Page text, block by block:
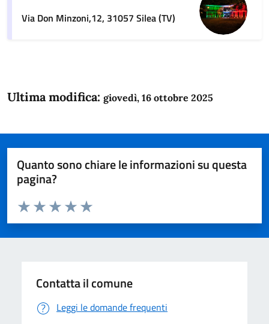
Via Don Minzoni,12, 31057 Silea (TV)
Ultima modifica: giovedì, 16 ottobre 2025
Quanto sono chiare le informazioni su questa
pagina?
Domanda
Valuta da 1 a 5 stelle la pagina
Valuta 5 stelle su 5
Valuta 4 stelle su 5
Valuta 3 stelle su 5
Valuta 2 stelle su 5
Valuta 1 stelle su 5
Contatta il comune
Leggi le domande frequenti